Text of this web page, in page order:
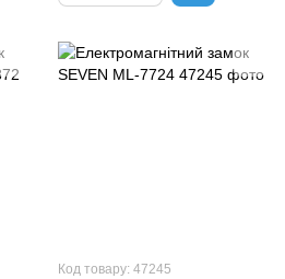
Код товару: 47245